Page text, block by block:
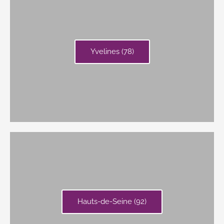
Yvelines (78)
Hauts-de-Seine (92)